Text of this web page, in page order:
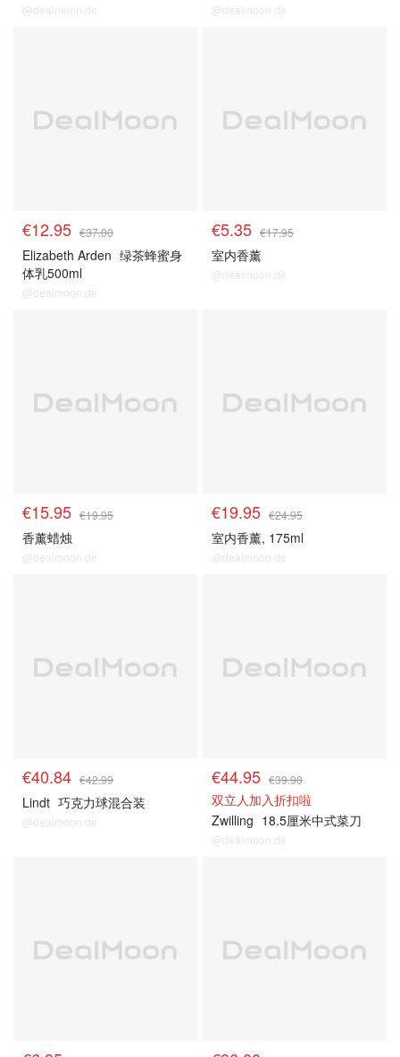
@dealmoon.de @dealmoon.de
€12.95 €37.00
Elizabeth Arden 绿茶蜂蜜身
体乳500ml
@dealmoon.de
€5.35 €17.95
室内香薰
@dealmoon.de
€15.95 €19.95
香薰蜡烛
@dealmoon.de
€19.95 €24.95
室内香薰, 175ml
@dealmoon.de
€40.84 €42.99
Lindt 巧克力球混合装
@dealmoon.de
€44.95 €39.90
双立人加入折扣啦
Zwilling 18.5厘米中式菜刀
@dealmoon.de